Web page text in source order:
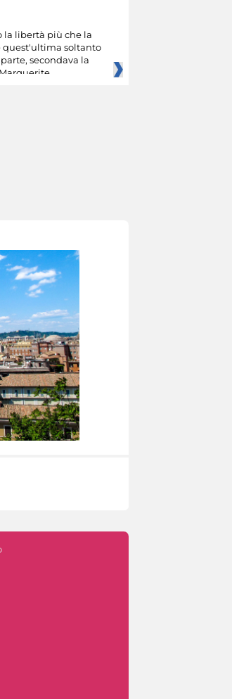
la libertà più che la
quest'ultima soltanto
secondava la